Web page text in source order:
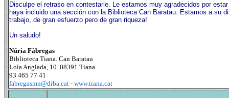
Disculpe el retraso en contestarle. Le estamos muy agradecidos por
haya incluido una sección con la Biblioteca Can Baratau. Estamos a su
trabajo, de gran esfuerzo pero de gran riqueza!
Un saludo!
Núria Fàbregas
Biblioteca Tiana. Can Baratau
Lola Anglada, 10. 08391 Tiana
93 465 77 41
fabregasmn@diba.cat - www.tiana.cat